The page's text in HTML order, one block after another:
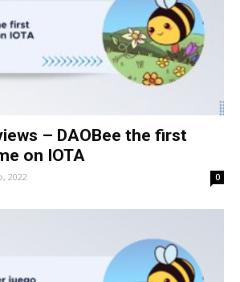
– DAOBee the first
on IOTA
2022 0